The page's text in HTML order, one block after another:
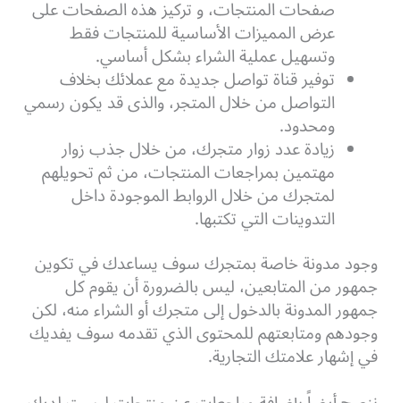
صفحات المنتجات، و تركيز هذه الصفحات على
عرض المميزات الأساسية للمنتجات فقط
وتسهيل عملية الشراء بشكل أساسي.
توفير قناة تواصل جديدة مع عملائك بخلاف
التواصل من خلال المتجر، والذى قد يكون رسمي
ومحدود.
زيادة عدد زوار متجرك، من خلال جذب زوار
مهتمين بمراجعات المنتجات، من ثم تحويلهم
لمتجرك من خلال الروابط الموجودة داخل
التدوينات التي تكتبها.
وجود مدونة خاصة بمتجرك سوف يساعدك في تكوين
جمهور من المتابعين، ليس بالضرورة أن يقوم كل
جمهور المدونة بالدخول إلى متجرك أو الشراء منه، لكن
وجودهم ومتابعتهم للمحتوى الذي تقدمه سوف يفديك
في إشهار علامتك التجارية.